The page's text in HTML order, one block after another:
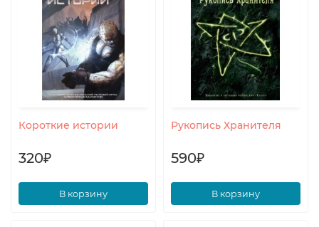
Короткие истории
320₽
В корзину
Рукопись Хранителя
590₽
В корзину